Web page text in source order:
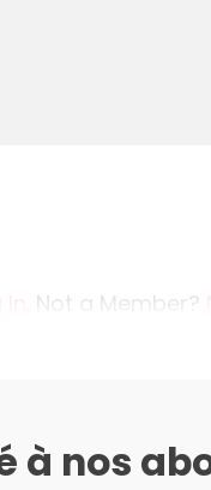
. Not a Member?
à nos